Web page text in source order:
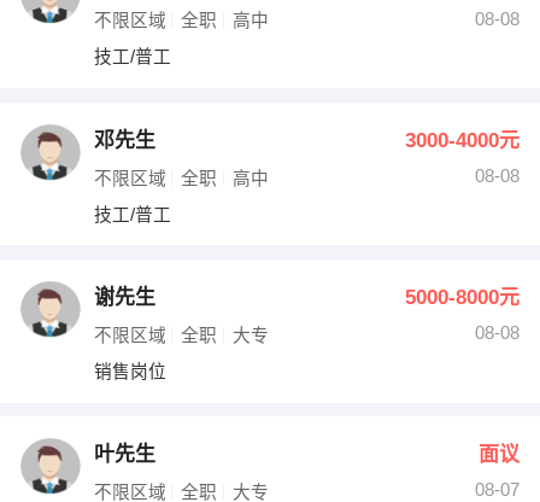
不限区域 全职 高中
08-08
技工/普工
邓先生 3000-4000元
不限区域 全职 高中
08-08
技工/普工
谢先生 5000-8000元
不限区域 全职 大专
08-08
销售岗位
叶先生 面议
不限区域 全职 大专
08-07